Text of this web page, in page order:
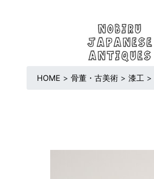
HOME > 骨董・古美術 > 漆工 >